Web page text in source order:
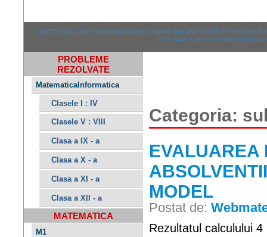
MOTTO-UL zilei:" Matematica într-o formă sau alta se află în orice act
cifre sau cu litere se află in fiecare
PROBLEME
REZOLVATE
MatematicaInformatica
Clasele I : IV
Clasele V : VIII
Clasa a IX - a
Clasa a X - a
Clasa a XI - a
Clasa a XII - a
MATEMATICA
M1
Categoria:
EVALUAREA
MODEL
Postat de:
Rezultatul calculului